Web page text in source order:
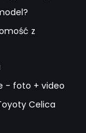
z
- foto + video
Celica